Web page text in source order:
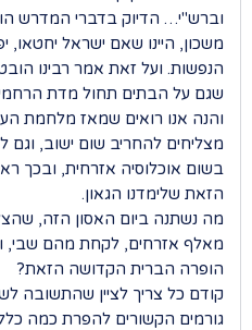
וברש"י… הדיוק בדברי המדרש
משכון, היינו שאם ישראל יחטאו,
הנפשות. ועל זאת אמר רבינו
שגם על הבתים תחול מדת
והנה אנו רואים שמאז מלחמת
מצליחים להחריב שום ישוב, וגם
בשום אוכלוסיה אזרחית, ובכך
הזאת שלימדנו הגאון.
מה נשתנה ביום האסון הזה,
מאלף אזרחים, לקחת מהם שבי,
הופרה הברית הקדושה הזאת?
קודם כל צריך לציין שהתשובה
גורמים הקשורים להפרת כמה